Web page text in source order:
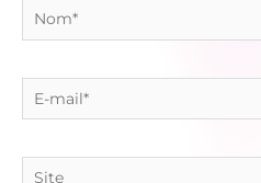
Nom*
E-
mail*
Site